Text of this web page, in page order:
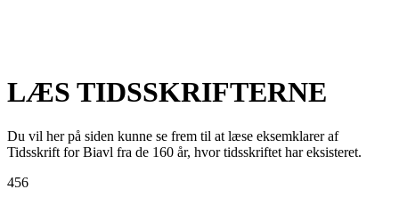
LÆS TIDSSKRIFTERNE
Du vil her på siden kunne se frem til at læse eksemklarer af
Tidsskrift for Biavl fra de 160 år, hvor tidsskriftet har eksisteret.
456